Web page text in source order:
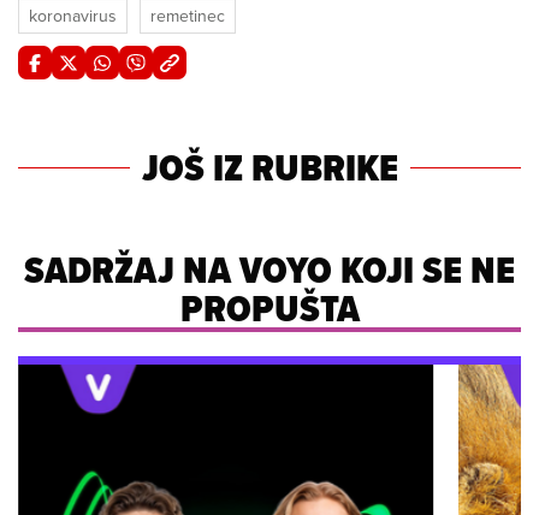
koronavirus remetinec
JOŠ IZ RUBRIKE
SADRŽAJ NA VOYO KOJI SE NE
PROPUŠTA